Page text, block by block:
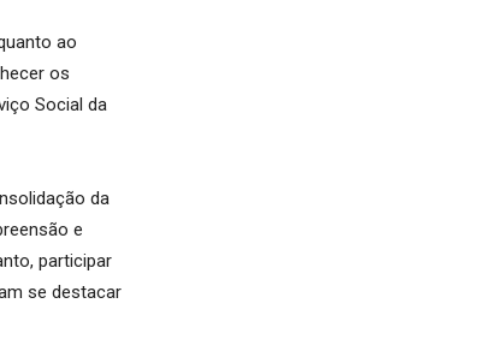
ao
os
Social da
da
e
participar
se destacar